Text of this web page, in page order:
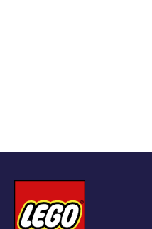
2 minibonecas – O
Acessórios para
Conjuntos de
Medidas – conjunto de
cm de largura e 10 cm